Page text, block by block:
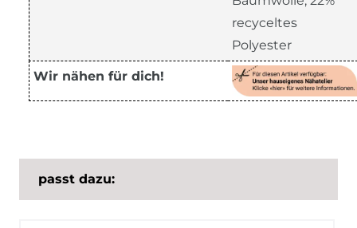
recyceltes
Polyester
Wir nähen für dich!
passt dazu: